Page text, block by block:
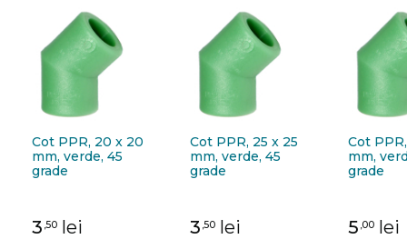
Cot PPR, 20 x 20
mm, verde, 45
grade
3 ,50 lei
Cot PPR, 25 x 25
mm, verde, 45
grade
3 ,50 lei
Cot
mm,
grade
5 ,00 lei